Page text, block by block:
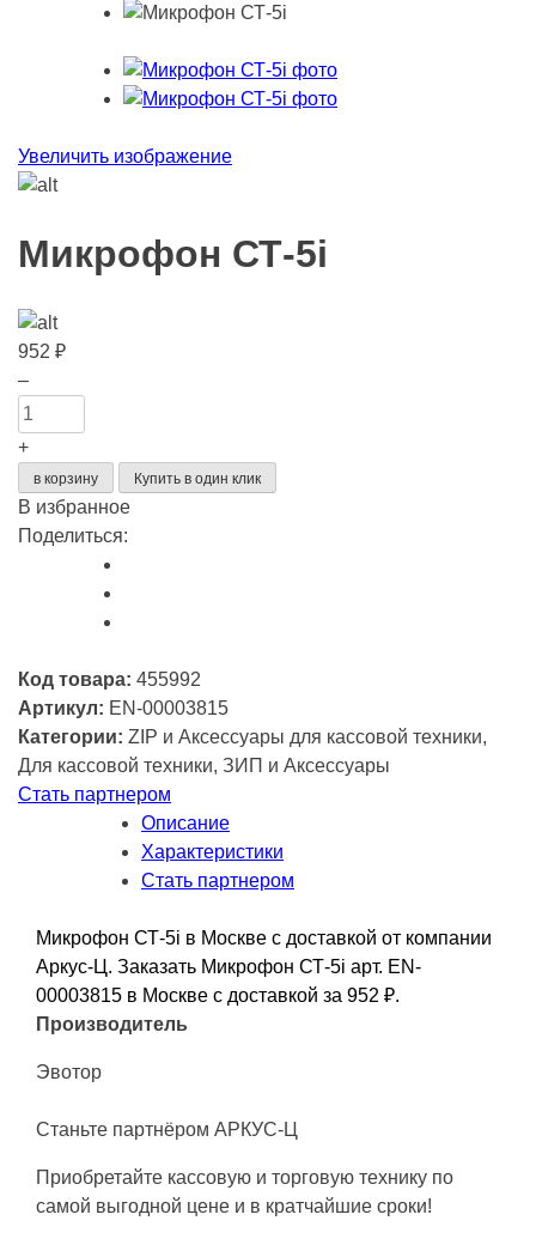
Увеличить изображение
Микрофон СТ-5i
952 ₽
Количество
товара
Микрофон
СТ-5i
–
+
в корзину Купить в один клик
В избранное
Поделиться:
Код товара: 455992
Артикул: EN-00003815
Категории: ZIP и Аксессуары для кассовой техники,
Для кассовой техники, ЗИП и Аксессуары
Стать партнером
Описание
Характеристики
Стать партнером
Микрофон СТ-5i в Москве с доставкой от компании
Аркус-Ц. Заказать Микрофон СТ-5i арт. EN-
00003815 в Москве с доставкой за 952 ₽.
Производитель
Эвотор
Станьте партнёром АРКУС-Ц
Приобретайте кассовую и торговую технику по
самой выгодной цене и в кратчайшие сроки!